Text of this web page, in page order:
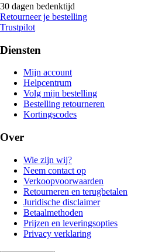
30 dagen bedenktijd
Retourneer je bestelling
Trustpilot
Diensten
Mijn account
Helpcentrum
Volg mijn bestelling
Bestelling retourneren
Kortingscodes
Over
Wie zijn wij?
Neem contact op
Verkoopvoorwaarden
Retourneren en terugbetalen
Juridische disclaimer
Betaalmethoden
Prijzen en leveringsopties
Privacy verklaring